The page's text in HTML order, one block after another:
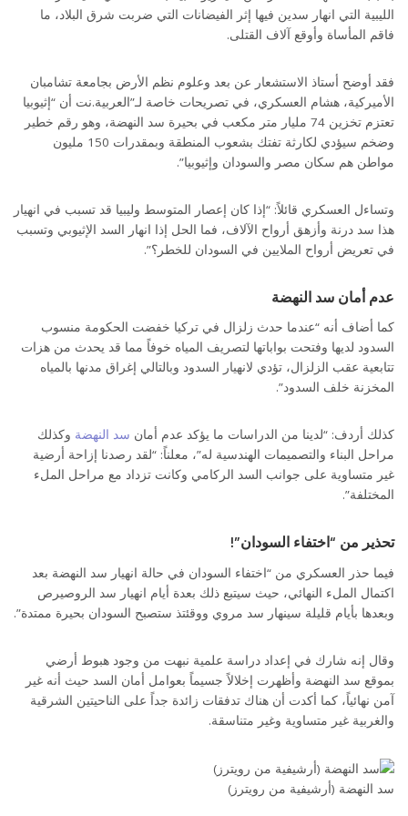
الليبية التي انهار سدين فيها إثر الفيضانات التي ضربت شرق البلاد، ما
فاقم المأساة وأوقع آلاف القتلى.
فقد أوضح أستاذ الاستشعار عن بعد وعلوم نظم الأرض بجامعة تشامبان
الأميركية، هشام العسكري، في تصريحات خاصة لـ”العربية.نت أن “إثيوبيا
تعتزم تخزين 74 مليار متر مكعب في بحيرة سد النهضة، وهو رقم خطير
وضخم سيؤدي لكارثة تفتك بشعوب المنطقة وبمقدرات 150 مليون
مواطن هم سكان مصر والسودان وإثيوبيا”.
وتساءل العسكري قائلاً: “إذا كان إعصار المتوسط وليبيا قد تسبب في انهيار
هذا سد درنة وأزهق أرواح الآلاف، فما الحل إذا انهار السد الإثيوبي وتسبب
في تعريض أرواح الملايين في السودان للخطر؟”.
عدم أمان سد النهضة
كما أضاف أنه “عندما حدث زلزال في تركيا خفضت الحكومة منسوب
السدود لديها وفتحت بواباتها لتصريف المياه خوفاً مما قد يحدث من هزات
تتابعية عقب الزلزال، تؤدي لانهيار السدود وبالتالي إغراق مدنها بالمياه
المخزنة خلف السدود”.
كذلك أردف: “لدينا من الدراسات ما يؤكد عدم أمان سد النهضة وكذلك
مراحل البناء والتصميمات الهندسية له”، معلناً: “لقد رصدنا إزاحة أرضية
غير متساوية على جوانب السد الركامي وكانت تزداد مع مراحل الملء
المختلفة”.
تحذير من “اختفاء السودان”!
فيما حذر العسكري من “اختفاء السودان في حالة انهيار سد النهضة بعد
اكتمال الملء النهائي، حيث سيتبع ذلك بعدة أيام انهيار سد الروصيرص
وبعدها بأيام قليلة سينهار سد مروي ووقئتذ ستصبح السودان بحيرة ممتدة”.
وقال إنه شارك في إعداد دراسة علمية نبهت من وجود هبوط أرضي
بموقع سد النهضة وأظهرت إخلالاً جسيماً بعوامل أمان السد حيث أنه غير
آمن نهائياً، كما أكدت أن هناك تدفقات زائدة جداً على الناحيتين الشرقية
والغربية غير متساوية وغير متناسقة.
سد النهضة (أرشيفية من رويترز)